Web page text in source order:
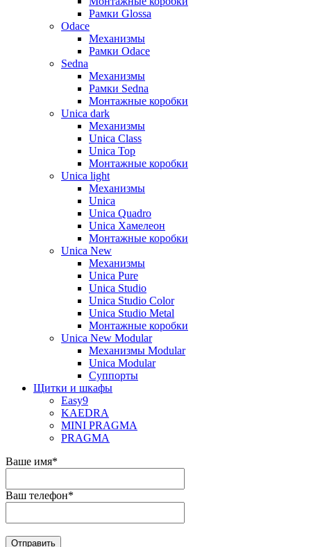
Рамки Glossa
Odace
Механизмы
Рамки Odace
Sedna
Механизмы
Рамки Sedna
Монтажные коробки
Unica dark
Механизмы
Unica Class
Unica Top
Монтажные коробки
Unica light
Механизмы
Unica
Unica Quadro
Unica Хамелеон
Монтажные коробки
Unica New
Механизмы
Unica Pure
Unica Studio
Unica Studio Color
Unica Studio Metal
Монтажные коробки
Unica New Modular
Механизмы Modular
Unica Modular
Суппорты
Щитки и шкафы
Easy9
KAEDRA
MINI PRAGMA
PRAGMA
Ваше имя*
Ваш телефон*